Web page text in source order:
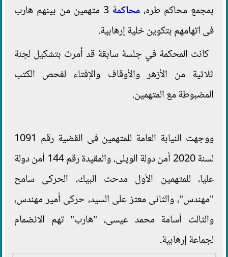
بمجمع محاكم طره، محاكمة
3 متهمين من بينهم هارب
فى اتهامهم بتكوين خلية إرهابية.
كانت المحكمة في جلسة سابقة قد أمرت بتشكيل لجنة
ثلاثية من الأزهر والأوقاف والإفتاء لفحص الكتب
المضبوطة مع المتهمين.
ووجهت النيابة العامة للمتهمين فى القضية رقم 1091
لسنة 2020 أمن دولة الويلى، والمقيدة رقم 144 أمن دولة
عليا، للمتهمين الأول مدحت البيك، الحركى سامح
"مهندس"، والثانى معتز على السيد، حركى أمير مهندس،
والثالث أسامة محمد عيسى، "هارب" تهم الانضمام
لجماعة إرهابية.